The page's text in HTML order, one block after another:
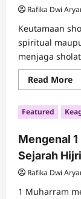
Rafika Dwi
Keutamaan
spiritual
menjaga
Read More
Featured
Mengenal
Sejarah
Rafika Dwi
1 Muharram